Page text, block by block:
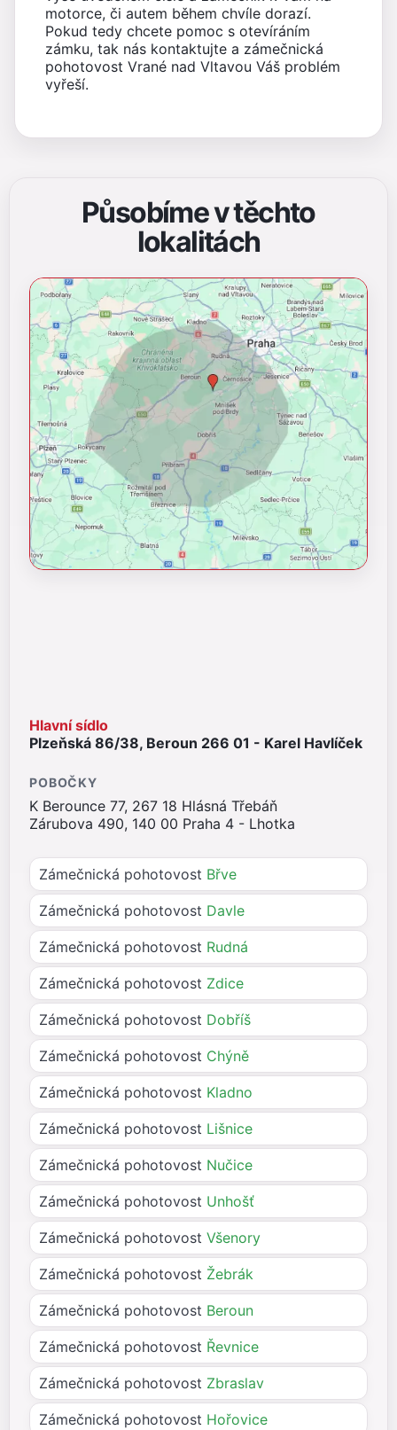
motorce, či autem během chvíle dorazí.
Pokud tedy chcete pomoc s otevíráním
zámku, tak nás kontaktujte a zámečnická
pohotovost Vrané nad Vltavou Váš problém
vyřeší.
Působíme v těchto
lokalitách
Zámečnická pohotovost Břve
Zámečnická pohotovost Davle
Zámečnická pohotovost Rudná
Zámečnická pohotovost Zdice
Zámečnická pohotovost Dobříš
Zámečnická pohotovost Chýně
Zámečnická pohotovost Kladno
Zámečnická pohotovost Lišnice
Zámečnická pohotovost Nučice
Zámečnická pohotovost Unhošť
Zámečnická pohotovost Všenory
Zámečnická pohotovost Žebrák
Zámečnická pohotovost Beroun
Zámečnická pohotovost Řevnice
Zámečnická pohotovost Zbraslav
Zámečnická pohotovost Hořovice
Hlavní sídlo
Plzeňská 86/38, Beroun 266 01 - Karel Havlíček
POBOČKY
K Berounce 77, 267 18 Hlásná Třebáň
Zárubova 490, 140 00 Praha 4 - Lhotka